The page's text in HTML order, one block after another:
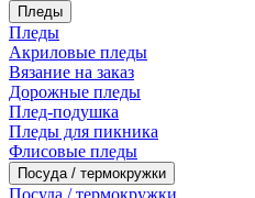
Пледы
Пледы
Акриловые пледы
Вязание на заказ
Дорожные пледы
Плед-подушка
Пледы для пикника
Флисовые пледы
Посуда / термокружки
Посуда / термокружки